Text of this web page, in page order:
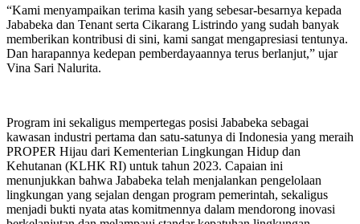
“Kami menyampaikan terima kasih yang sebesar-besarnya kepada
Jababeka dan Tenant serta Cikarang Listrindo yang sudah banyak
memberikan kontribusi di sini, kami sangat mengapresiasi tentunya.
Dan harapannya kedepan pemberdayaannya terus berlanjut,” ujar
Vina Sari Nalurita.
Program ini sekaligus mempertegas posisi Jababeka sebagai
kawasan industri pertama dan satu-satunya di Indonesia yang meraih
PROPER Hijau dari Kementerian Lingkungan Hidup dan
Kehutanan (KLHK RI) untuk tahun 2023. Capaian ini
menunjukkan bahwa Jababeka telah menjalankan pengelolaan
lingkungan yang sejalan dengan program pemerintah, sekaligus
menjadi bukti nyata atas komitmennya dalam mendorong inovasi